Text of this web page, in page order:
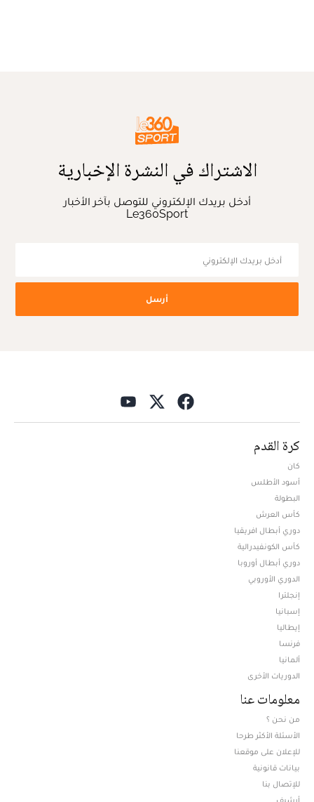
الاشتراك في النشرة الإخبارية
أدخل بريدك الإلكتروني للتوصل بآخر الأخبار
Le360Sport
أرسل
كرة القدم
كان
أسود الأطلس
البطولة
كأس العرش
دوري أبطال افريقيا
كأس الكونفيدرالية
دوري أبطال أوروبا
الدوري الأوروبي
إنجلترا
إسبانيا
إيطاليا
فرنسا
ألمانيا
الدوريات الأخرى
معلومات عنا
من نحن ؟
الأسئلة الأكثر طرحا
للإعلان على موقعنا
بيانات قانونية
للإتصال بنا
أرشيف